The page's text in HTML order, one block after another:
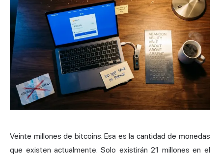
Veinte millones de bitcoins. Esa es la cantidad de monedas
que existen actualmente. Solo existirán 21 millones en el